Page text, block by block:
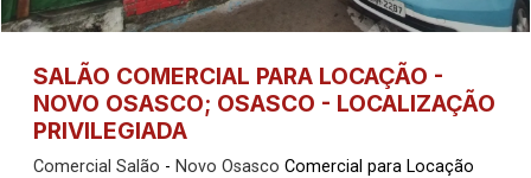
SALÃO COMERCIAL PARA LOCAÇÃO -
NOVO OSASCO; OSASCO - LOCALIZAÇÃO
PRIVILEGIADA
Comercial Salão - Novo Osasco Comercial para Locação